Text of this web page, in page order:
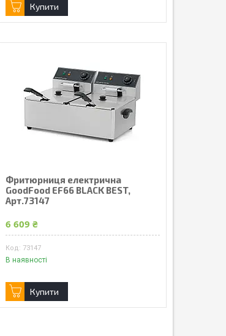
Купити
Фритюрниця електрична
GoodFood EF66 BLACK ВEST,
Арт.73147
6 609 ₴
73147
В наявності
Купити